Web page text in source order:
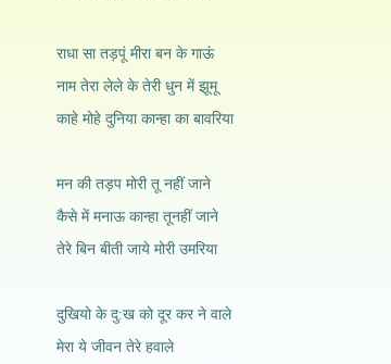
राधा सा तड़पूं मीरा बन के गाऊं
नाम तेरा लेले के तेरी धुन में झूमू
काहे मोहे दुनिया कान्हा का बावरिया
मन की तड़प मोरी तू नहीं जाने
कैसे में मनाऊ कान्हा तूनहीं जाने
तेरे बिन बीती जाये मोरी उमरिया
दुखियो के दु:ख को दूर कर ने वाले
मेरा ये जीवन तेरे हवाले